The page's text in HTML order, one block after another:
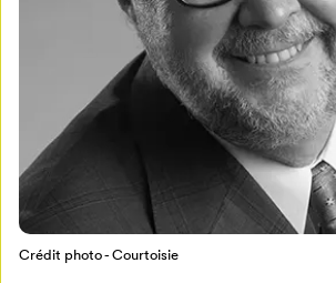
Programmation
Billetterie
Crédit photo - Courtoisie
Pour enregistrer vos
connectez-vous ou créez
Mon Salon